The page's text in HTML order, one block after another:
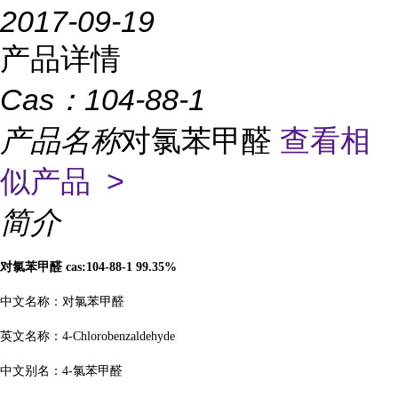
2017-09-19
产品详情
Cas： 104-88-1
产品名称对氯苯甲醛 查看相
似产品 >
简介
对氯苯甲醛 cas:104-88-1 99.35%
中文名称：对氯苯甲醛
英文名称： 4-Chlorobenzaldehyde
中文别名： 4-氯苯甲醛